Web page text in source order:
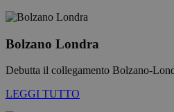
Bolzano Londra
Debutta il collegamento Bolzano-
LEGGI TUTTO